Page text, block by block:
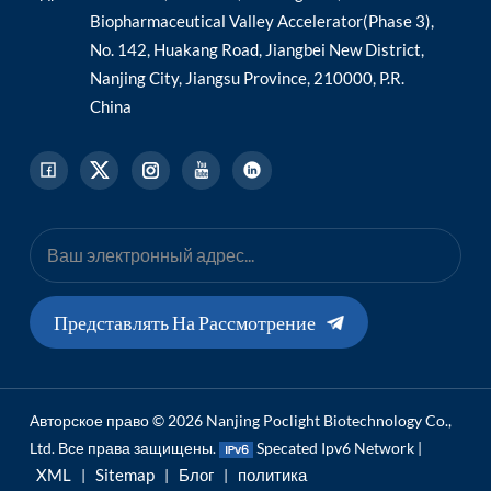
Biopharmaceutical Valley Accelerator(Phase 3),
No. 142, Huakang Road, Jiangbei New District,
Nanjing City, Jiangsu Province, 210000, P.R.
China
Представлять На Рассмотрение
Авторское право © 2026 Nanjing Poclight Biotechnology Co.,
Ltd. Все права защищены.
Specated Ipv6 Network |
XML | Sitemap | Блог | политика